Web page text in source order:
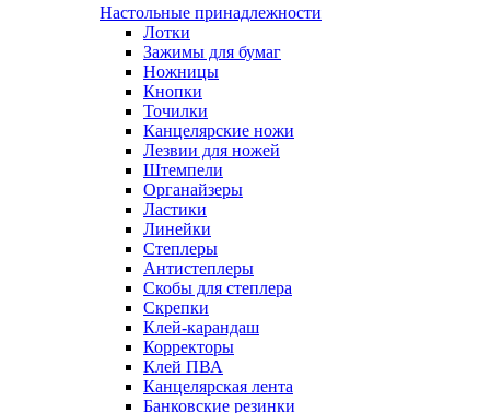
Настольные принадлежности
Лотки
Зажимы для бумаг
Ножницы
Кнопки
Точилки
Канцелярские ножи
Лезвии для ножей
Штемпели
Органайзеры
Ластики
Линейки
Степлеры
Антистеплеры
Скобы для степлера
Скрепки
Клей-карандаш
Корректоры
Клей ПВА
Канцелярская лента
Банковские резинки